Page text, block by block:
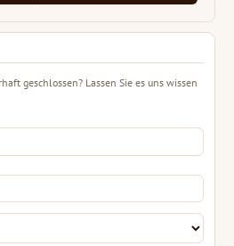
geschlossen? Lassen Sie es uns wissen